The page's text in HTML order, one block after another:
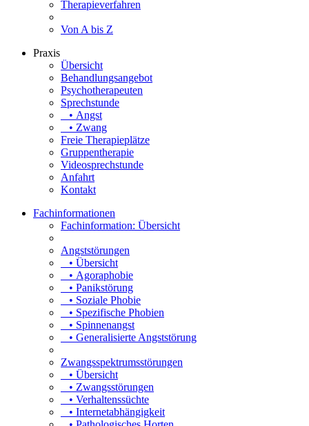
Therapieverfahren
Von A bis Z
Praxis
Übersicht
Behandlungsangebot
Psychotherapeuten
Sprechstunde
• Angst
• Zwang
Freie Therapieplätze
Gruppentherapie
Videosprechstunde
Anfahrt
Kontakt
Fachinformationen
Fachinformation: Übersicht
Angststörungen
• Übersicht
• Agoraphobie
• Panikstörung
• Soziale Phobie
• Spezifische Phobien
• Spinnenangst
• Generalisierte Angststörung
Zwangsspektrumsstörungen
• Übersicht
• Zwangsstörungen
• Verhaltenssüchte
• Internetabhängigkeit